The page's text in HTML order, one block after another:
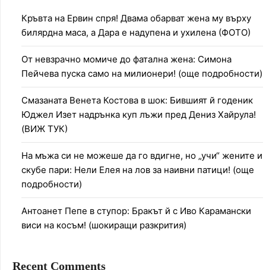
Кръвта на Ервин спря! Двама обарват жена му върху
билярдна маса, а Дара е надупена и ухилена (ФОТО)
От невзрачно момиче до фатална жена: Симона
Пейчева пуска само на милионери! (още подробности)
Смазаната Венета Костова в шок: Бившият й годеник
Юджел Изет надрънка куп лъжи пред Дениз Хайрула!
(ВИЖ ТУК)
На мъжа си не можеше да го вдигне, но „учи“ жените и
скубе пари: Нели Елея на лов за наивни патици! (още
подробности)
Антоанет Пепе в ступор: Бракът й с Иво Карамански
виси на косъм! (шокиращи разкрития)
Recent Comments